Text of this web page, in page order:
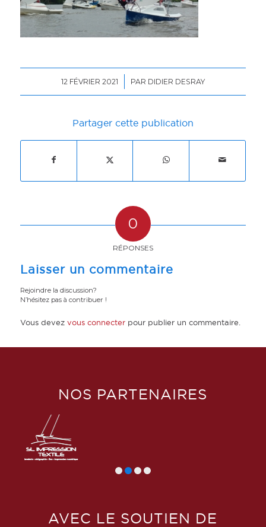
12 FÉVRIER 2021
/ PAR DIDIER DESRAY
Partager cette publication
0
RÉPONSES
Laisser un commentaire
Rejoindre la discussion?
N’hésitez pas à contribuer !
Vous devez vous connecterpour publier un commentaire.
NOS PARTENAIRES
AVEC LE SOUTIEN DE